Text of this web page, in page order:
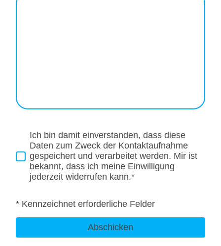
Ich bin damit einverstanden, dass diese
Daten zum Zweck der Kontaktaufnahme
gespeichert und verarbeitet werden. Mir ist
bekannt, dass ich meine Einwilligung
jederzeit widerrufen kann.*
* Kennzeichnet erforderliche Felder
Abschicken